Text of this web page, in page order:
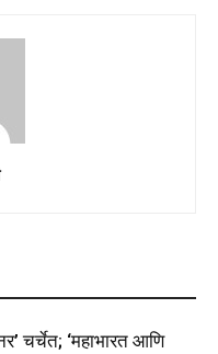
चर्चेत; ‘महाभारत आणि